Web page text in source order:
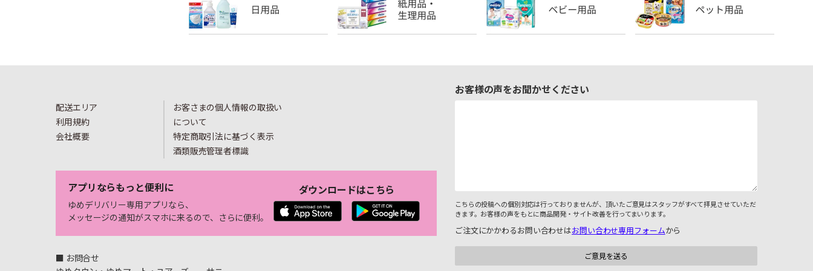
配送エリア
利用規約
会社概要
お客さまの個人情報の取扱い
について
特定商取引法に基づく表示
酒類販売管理者標識
アプリならもっと便利に
ゆめデリバリー専用アプリなら、
メッセージの通知がスマホに来るので、さらに便利。
ダウンロードはこちら
■ お問合せ
お客様の声をお聞かせください
こちらの投稿への個別対応は行っておりませんが、頂いたご意見はスタッフがすべて拝見させていただ
きます。お客様の声をもとに商品開発・サイト改善を行ってまいります。
ご注文にかかわるお問い合わせはお問い合わせ専用フォームから